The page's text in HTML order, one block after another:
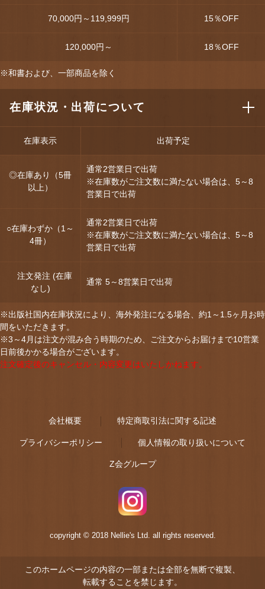
70,000円～119,999円 15％OFF
120,000円～ 18％OFF
※和書および、一部商品を除く
在庫状況・出荷について
在庫表示 出荷予定
◎在庫あり（5冊
以上）
通常2営業日で出荷
※在庫数がご注文数に満たない場合は、5～8
営業日で出荷
○在庫わずか（1～
4冊）
通常2営業日で出荷
※在庫数がご注文数に満たない場合は、5～8
営業日で出荷
注文発注 (在庫
なし)
通常 5～8営業日で出荷
※出版社国内在庫状況により、海外発注になる場合、約1～1.5ヶ月お時
間をいただきます。
※3～4月は注文が混み合う時期のため、ご注文からお届けまで10営業
日前後かかる場合がございます。
注文確定後のキャンセル・内容変更はいたしかねます。
会社概要 特定商取引法に関する記述
プライバシーポリシー 個人情報の取り扱いについて
Z会グループ
copyright © 2018 Nellie's Ltd. all rights reserved.
このホームページの内容の一部または全部を無断で複製、
転載することを禁じます。